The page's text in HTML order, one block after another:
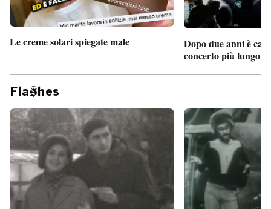
Le creme solari spiegate male
Dopo due anni è
concerto più lungo
Fla hes